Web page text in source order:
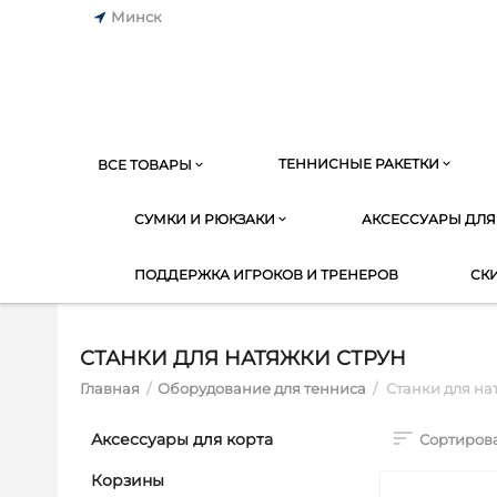
Минск
ВСЕ ТОВАРЫ ТЕННИСНЫЕ РАКЕТКИ
СУМКИ И РЮКЗАКИ АКСЕССУАРЫ
ПОДДЕРЖКА ИГРОКОВ И ТРЕНЕРОВ
СТАНКИ ДЛЯ НАТЯЖКИ СТРУН
Главная / Оборудование для тенниса / Станки для
Аксессуары для корта
Корзины